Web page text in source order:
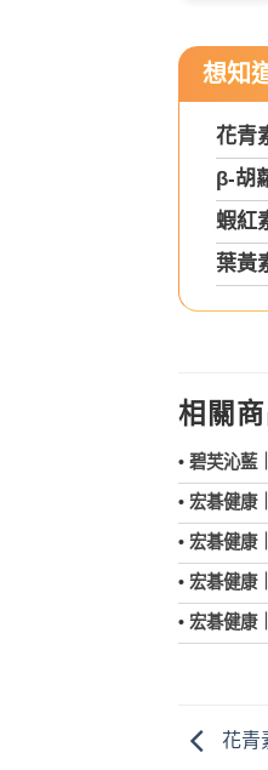
接連上
想知
花青
β-胡
蝦紅
葉黃
相關
• 碧芙沁藍
• 宏碁健康
• 宏碁健康
• 宏碁健康
• 宏碁健康
花青